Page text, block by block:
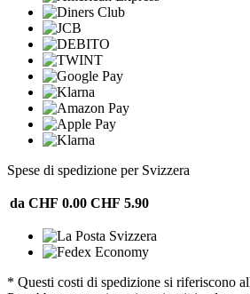
Spese di spedizione per Svizzera
da CHF 0.00 CHF 5.90
* Questi costi di spedizione si riferiscono